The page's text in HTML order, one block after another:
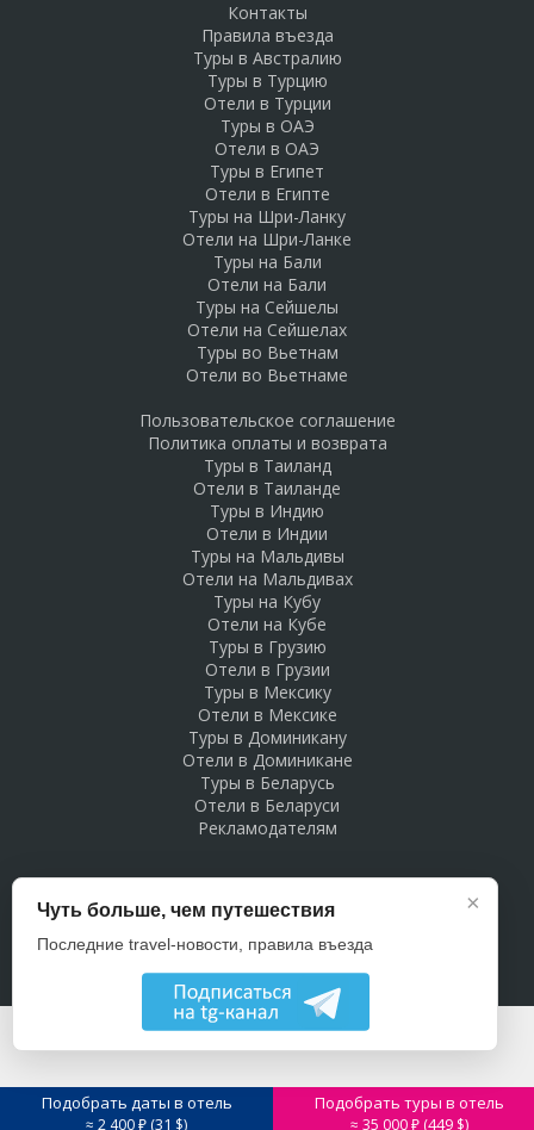
Подобрать даты в отель
≈ 2 400 ₽ (31 $)
Подобрать туры в отель
≈ 35 000 ₽ (449 $)
Контакты
Правила въезда
Туры в Австралию
Туры в Турцию
Отели в Турции
Туры в ОАЭ
Отели в ОАЭ
Туры в Египет
Отели в Египте
Туры на Шри-Ланку
Отели на Шри-Ланке
Туры на Бали
Отели на Бали
Туры на Сейшелы
Отели на Сейшелах
Туры во Вьетнам
Отели во Вьетнаме
Пользовательское соглашение
Политика оплаты и возврата
Туры в Таиланд
Отели в Таиланде
Туры в Индию
Отели в Индии
Туры на Мальдивы
Отели на Мальдивах
Туры на Кубу
Отели на Кубе
Туры в Грузию
Отели в Грузии
Туры в Мексику
Отели в Мексике
Туры в Доминикану
Отели в Доминикане
Туры в Беларусь
Отели в Беларуси
Рекламодателям
×
Чуть больше, чем путешествия
Последние travel-новости, правила въезда